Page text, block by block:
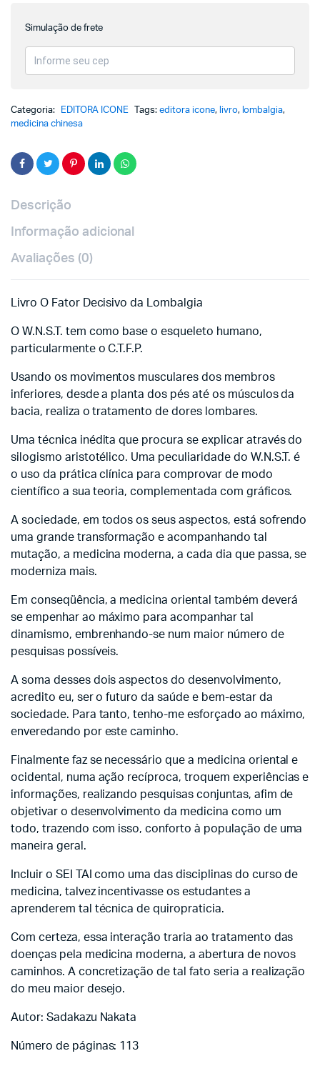
Simulação de frete
Categoria: EDITORA ICONE Tags:editora icone, livro, lombalgia,
medicina chinesa
Descrição
Informação adicional
Avaliações (0)
Livro O Fator Decisivo da Lombalgia
O W.N.S.T. tem como base o esqueleto humano,
particularmente o C.T.F.P.
Usando os movimentos musculares dos membros
inferiores, desde a planta dos pés até os músculos da
bacia, realiza o tratamento de dores lombares.
Uma técnica inédita que procura se explicar através do
silogismo aristotélico. Uma peculiaridade do W.N.S.T. é
o uso da prática clínica para comprovar de modo
científico a sua teoria, complementada com gráficos.
A sociedade, em todos os seus aspectos, está sofrendo
uma grande transformação e acompanhando tal
mutação, a medicina moderna, a cada dia que passa, se
moderniza mais.
Em conseqüência, a medicina oriental também deverá
se empenhar ao máximo para acompanhar tal
dinamismo, embrenhando-se num maior número de
pesquisas possíveis.
A soma desses dois aspectos do desenvolvimento,
acredito eu, ser o futuro da saúde e bem-estar da
sociedade. Para tanto, tenho-me esforçado ao máximo,
enveredando por este caminho.
Finalmente faz se necessário que a medicina oriental e
ocidental, numa ação recíproca, troquem experiências e
informações, realizando pesquisas conjuntas, afim de
objetivar o desenvolvimento da medicina como um
todo, trazendo com isso, conforto à população de uma
maneira geral.
Incluir o SEI TAI como uma das disciplinas do curso de
medicina, talvez incentivasse os estudantes a
aprenderem tal técnica de quiropraticia.
Com certeza, essa intera­ção traria ao tratamento das
doenças pela medicina moderna, a abertura de novos
caminhos. A concretização de tal fato seria a realização
do meu maior desejo.
Autor: Sadakazu Nakata
Número de páginas: 113